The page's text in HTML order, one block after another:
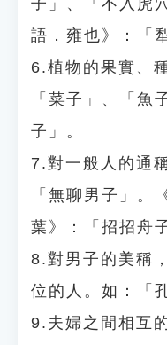
子」、「不入虎
語．雍也》：「
6.植物的果實、
「菜子」、「魚
子」。
7.對一般人的通
「無聊男子」。
葉》：「招招舟
8.對男子的美稱
位的人。如：「
9.夫婦之間相互